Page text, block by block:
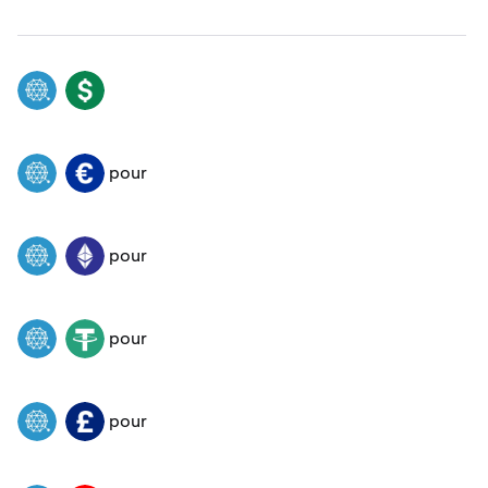
QTUM USD
QTUM EUR pour
QTUM ETH pour
QTUM USDT pour
QTUM GBP pour